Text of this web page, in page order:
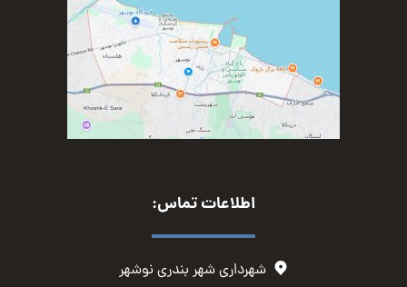
اطلاعات تماس:
شهرداری شهر بندری نوشهر